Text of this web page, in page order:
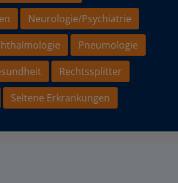
Neurologie/Psychiatrie
Pneumologie
Rechtssplitter
Seltene Erkrankungen